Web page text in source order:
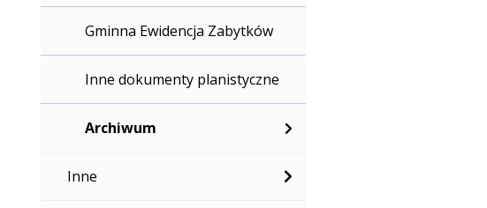
Gminna Ewidencja Zabytków
Inne dokumenty planistyczne
Archiwum
Inne